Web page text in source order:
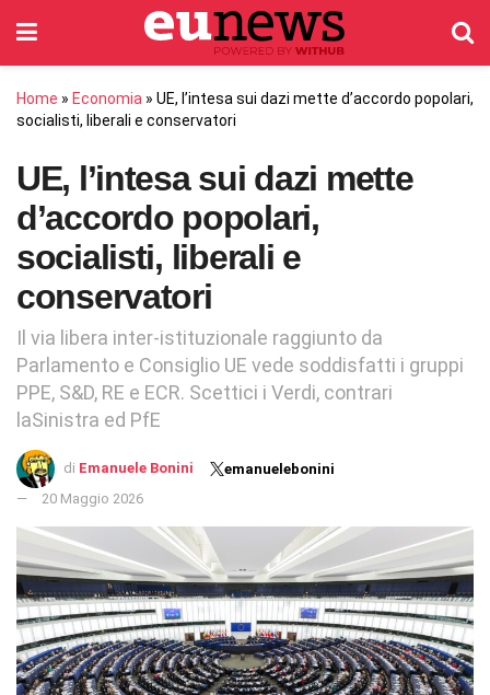
Home » Economia » UE, l’intesa sui dazi mette d’accordo popolari,
socialisti, liberali e conservatori
UE, l’intesa sui dazi mette
d’accordo popolari,
socialisti, liberali e
conservatori
Il via libera inter-istituzionale raggiunto da
Parlamento e Consiglio UE vede soddisfatti i gruppi
PPE, S&D, RE e ECR. Scettici i Verdi, contrari
laSinistra ed PfE
di Emanuele Bonini
emanuelebonini
20 Maggio 2026